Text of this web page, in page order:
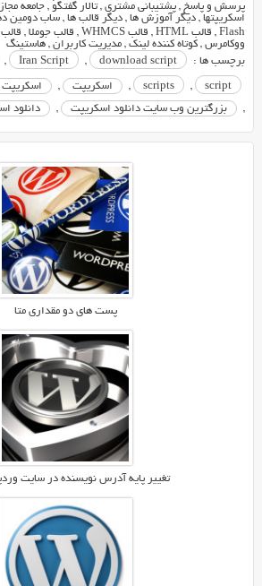
پرسش و پاسخ ,پشتیبانی مشتری ,تالار گفتگو ,جامعه
اسكريپتها ,دیگر آموزش ها ,دیگر قالب ها ,ساب دومین
Flash
, قالب HTML , قالب WHMCS , قالب جوملا ,
ووکامرس ,کوتاه کننده لینک ,مدیریت کاربران ,هاستينگ
برچسب ها :
download script
,
Iran Script
,
script
,
scripts
, اسکریپت , اسکریپت
,
بزرگترین وب سایت دانلود اسکریپت , دانلود
پست های دو مقداری متا
تغییر پایه آدرس نویسنده در سایت